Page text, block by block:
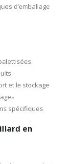
d’emballage
et le stockage
spécifiques
en